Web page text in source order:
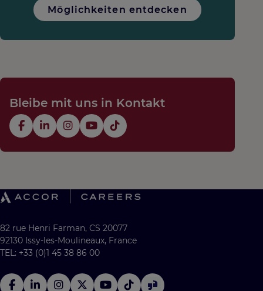
Möglichkeiten entdecken
Bleibe mit uns in Kontakt
82 rue Henri Farman, CS 20077
92130 Issy-les-Moulineaux, France
TEL: +33 (0)1 45 38 86 00